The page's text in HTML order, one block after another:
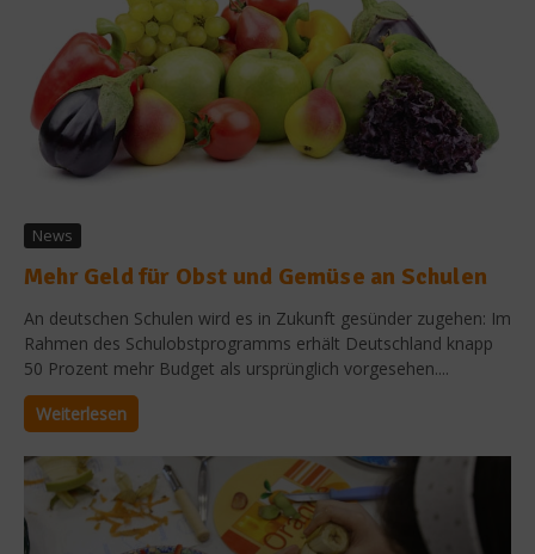
News
Mehr Geld für Obst und Gemüse an Schulen
An deutschen Schulen wird es in Zukunft gesünder zugehen: Im
Rahmen des Schulobstprogramms erhält Deutschland knapp
50 Prozent mehr Budget als ursprünglich vorgesehen....
Weiterlesen